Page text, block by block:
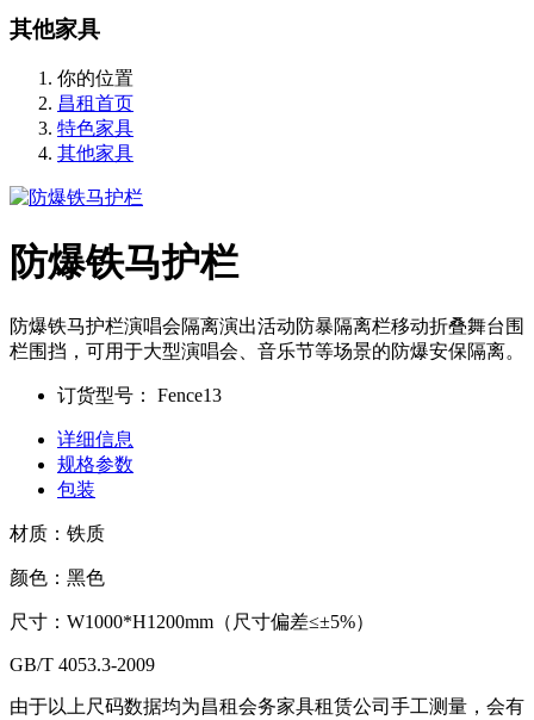
其他家具
你的位置
昌租首页
特色家具
其他家具
防爆铁马护栏
防爆铁马护栏演唱会隔离演出活动防暴隔离栏移动折叠舞台围
栏围挡，可用于大型演唱会、音乐节等场景的防爆安保隔离。
订货型号： Fence13
详细信息
规格参数
包装
材质：铁质
颜色：黑色
尺寸：W1000*H1200mm（尺寸偏差≤±5%）
GB/T 4053.3-2009
由于以上尺码数据均为昌租会务家具租赁公司手工测量，会有